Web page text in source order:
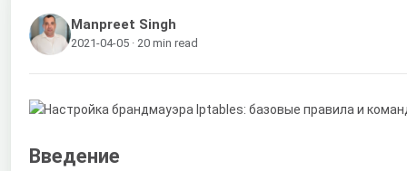
Manpreet Singh
2021-04-05 · 20 min read
Введение